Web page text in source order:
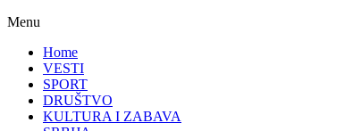
Menu
Home
VESTI
SPORT
DRUŠTVO
KULTURA I ZABAVA